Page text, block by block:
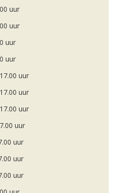
uur
uur
uur
uur
uur
uur
uur
uur
uur
uur
uur